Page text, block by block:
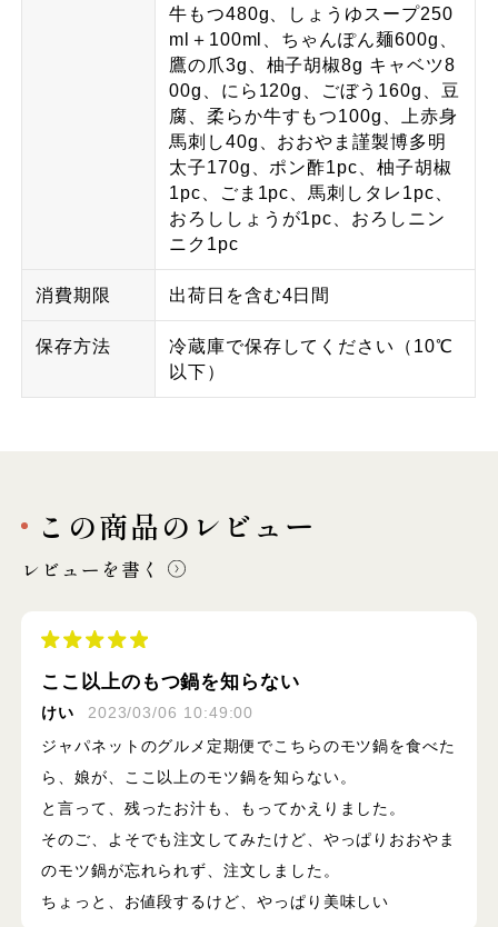
牛もつ480g、しょうゆスープ250
ml＋100ml、ちゃんぽん麺600g、
鷹の爪3g、柚子胡椒8g キャベツ8
00g、にら120g、ごぼう160g、豆
腐、柔らか牛すもつ100g、上赤身
馬刺し40g、おおやま謹製博多明
太子170g、ポン酢1pc、柚子胡椒
1pc、ごま1pc、馬刺しタレ1pc、
おろししょうが1pc、おろしニン
ニク1pc
消費期限 出荷日を含む4日間
保存方法
冷蔵庫で保存してください（10℃
以下）
この商品のレビュー
レビューを書く
ここ以上のもつ鍋を知らない
けい
2023/03/06 10:49:00
ジャパネットのグルメ定期便でこちらのモツ鍋を食べた
ら、娘が、ここ以上のモツ鍋を知らない。
と言って、残ったお汁も、もってかえりました。
そのご、よそでも注文してみたけど、やっぱりおおやま
のモツ鍋が忘れられず、注文しました。
ちょっと、お値段するけど、やっぱり美味しい